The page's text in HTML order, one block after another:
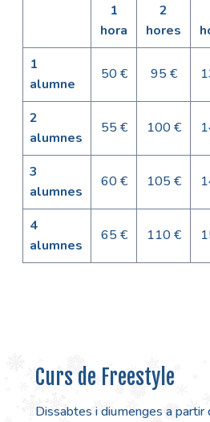
1
hora
2
hores
1
alumne
50 € 95 €
2
alumnes
55 € 100 €
3
alumnes
60 € 105 €
4
alumnes
65 € 110 €
Curs de Freestyle
Dissabtes i diumenges a partir